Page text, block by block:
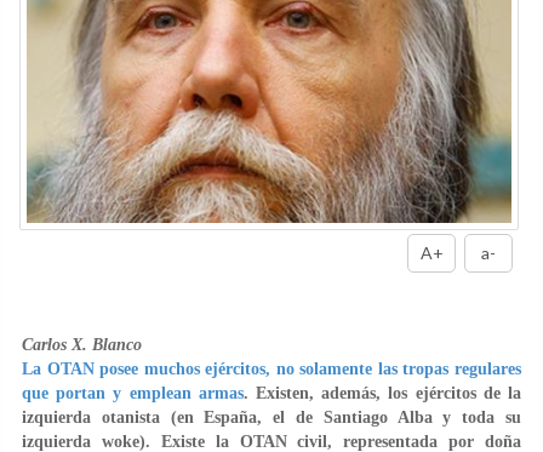
A+ a-
Carlos X. Blanco
La OTAN posee muchos ejércitos, no solamente las tropas regulares
que portan y emplean armas. Existen, además, los ejércitos de la
izquierda otanista (en España, el de Santiago Alba y toda su
izquierda woke). Existe la OTAN civil, representada por doña